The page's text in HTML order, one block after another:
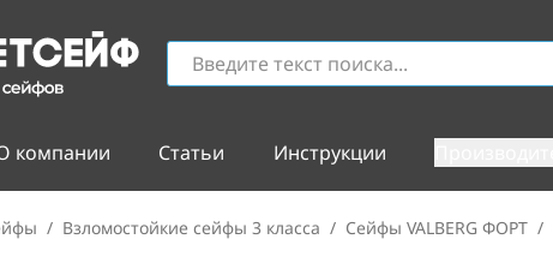
компании Статьи Инструкции
/ Взломостойкие сейфы 3 класса / Сейфы VALBERG ФОРТ /